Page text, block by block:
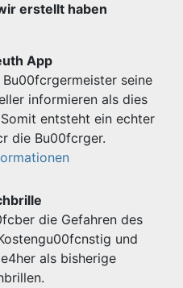
erstellt haben
App
seine
informieren als dies
entsteht ein echter
die Bu00fcrger.
die Gefahren des
und
als bisherige